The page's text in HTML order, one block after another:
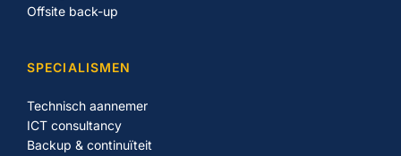
Offsite back-up
SPECIALISMEN
Technisch aannemer
ICT consultancy
Backup & continuïteit